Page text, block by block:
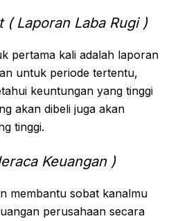
Laporan Laba Rugi )
pertama kali adalah laporan
untuk periode tertentu,
keuntungan yang tinggi
akan dibeli juga akan
tinggi.
Keuangan )
membantu sobat kanalmu
perusahaan secara